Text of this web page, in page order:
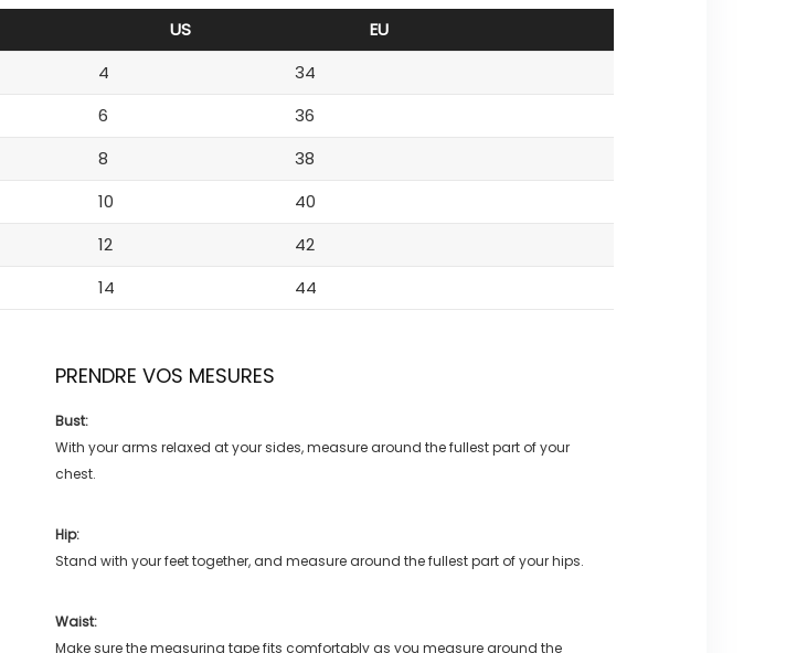
US
EU
4
34
6
36
8
38
10
40
12
42
14 44
PRENDRE VOS MESURES
Bust:
With your arms relaxed at your sides, measure around the fullest part of your
chest.
Hip:
Stand with your feet together, and measure around the fullest part of your hips.
Waist:
Make sure the measuring tape fits comfortably as you measure around the